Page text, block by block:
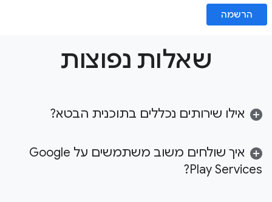
הרשמה
שאלות נפוצות
אילו שירותים נכללים בתוכנית הבטא?
איך שולחים משוב משתמשים על Google
Play Services?